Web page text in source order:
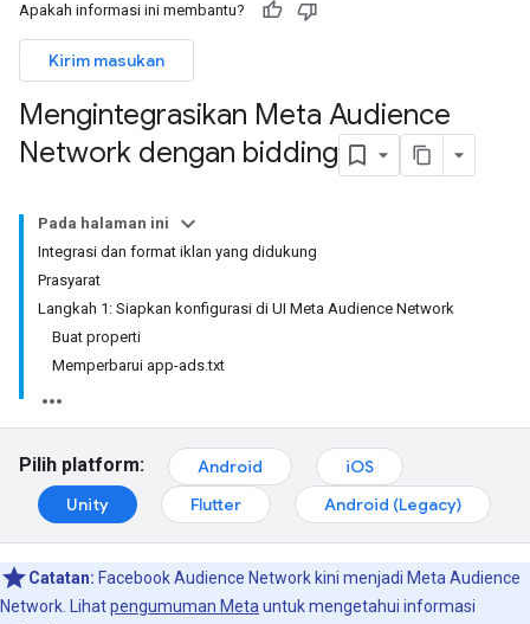
Apakah informasi ini membantu?
Kirim masukan
Mengintegrasikan Meta Audience
Network dengan bidding
Pada halaman ini
Integrasi dan format iklan yang didukung
Prasyarat
Langkah 1: Siapkan konfigurasi di UI Meta Audience Network
Buat properti
Memperbarui app-ads.txt
Pilih platform: Android
iOS
Unity
Flutter Android (Legacy)
Catatan: Facebook Audience Network kini menjadi Meta Audience
Network. Lihatpengumuman Meta untuk mengetahui informasi